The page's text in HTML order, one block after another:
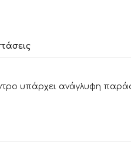
υπάρχει ανάγλυφη